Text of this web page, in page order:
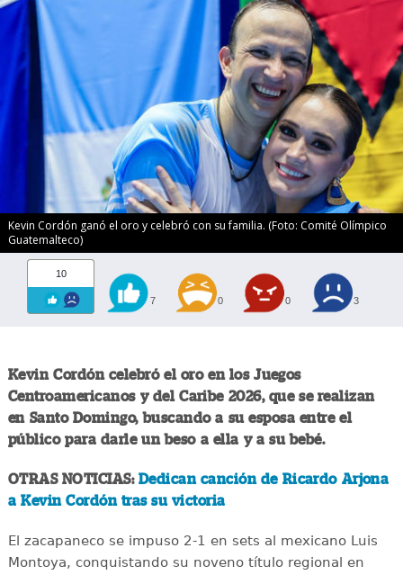
Kevin Cordón ganó el oro y celebró con su familia. (Foto: Comité Olímpico
Guatemalteco)
10
7 0 0 3
Kevin Cordón celebró el oro en los Juegos
Centroamericanos y del Caribe 2026, que se realizan
en Santo Domingo, buscando a su esposa entre el
público para darle un beso a ella y a su bebé.
OTRAS NOTICIAS: Dedican canción de Ricardo Arjona
a Kevin Cordón tras su victoria
El zacapaneco se impuso 2-1 en sets al mexicano Luis
Montoya, conquistando su noveno título regional en